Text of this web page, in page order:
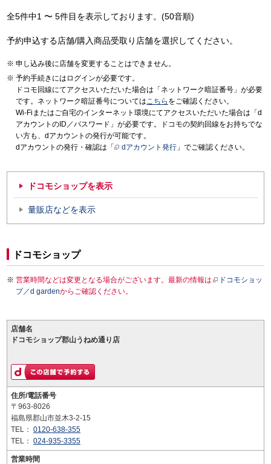
全5件中1 〜 5件目を表示しております。(50音順)
予約申込する店舗/購入商品受取り店舗を選択してください。
申し込み後に店舗を変更することはできません。
予約手続きにはログインが必要です。
ドコモ回線にてアクセスいただいた場合は「ネットワーク暗証番号」が必要
です。ネットワーク暗証番号についてはこちら をご確認ください。
Wi-Fiまたはご自宅のインターネット環境にてアクセスいただいた場合は「d
アカウントのID／パスワード」が必要です。ドコモの契約回線をお持ちでな
い方も、dアカウントの発行が可能です。
dアカウントの発行・確認は「
dアカウント発行 」でご確認ください。
ドコモショップを表示
量販店などを表示
ドコモショップ
営業時間などは変更となる場合がございます。最新の情報は
ドコモショッ
プ／d gardenからご確認ください。
店舗名
ドコモショップ郡山うねめ通り店
住所/電話番号
〒963-8026
福島県郡山市並木3-2-15
TEL： 0120-638-355
TEL： 024-935-3355
営業時間